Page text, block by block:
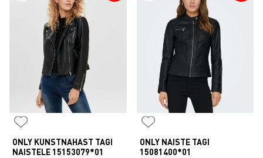
ONLY KUNSTNAHAST TAGI
NAISTELE 15153079*01
ONLY NAISTE TAGI
15081400*01